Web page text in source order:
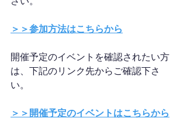
＞＞参加方法はこちらから
開催予定のイベントを確認されたい方
は、下記のリンク先からご確認下さ
い。
＞＞開催予定のイベントはこちらから